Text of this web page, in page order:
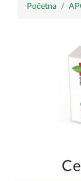
Početna